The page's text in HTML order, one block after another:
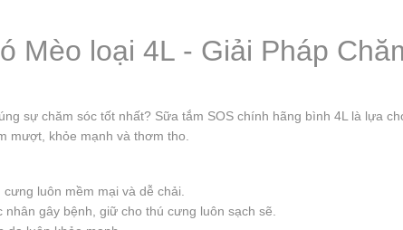
Mèo loại 4L - Giải Pháp
sự chăm sóc tốt nhất? Sữa tắm SOS chính hãng bình 4L là lựa
mượt, khỏe mạnh và thơm tho.
luôn mềm mại và dễ chải.
nhân gây bệnh, giữ cho thú cưng luôn sạch sẽ.